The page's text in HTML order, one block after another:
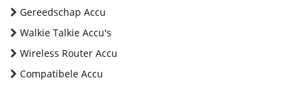
Gereedschap Accu
Walkie Talkie Accu's
Wireless Router Accu
Compatibele Accu